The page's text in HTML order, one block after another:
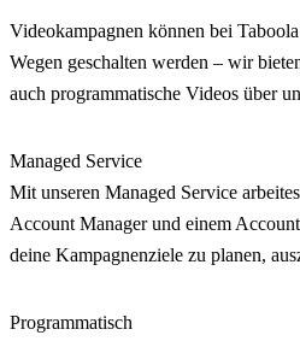
Videokampagnen können bei
Wegen geschalten werden – wir
auch programmatische Videos über
Managed Service
Mit unseren Managed Service
Account Manager und einem
deine Kampagnenziele zu planen,
Programmatisch